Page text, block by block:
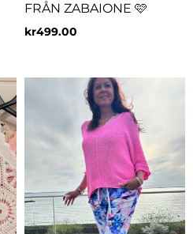
FRÅN ZABAIONE 🩷
kr499.00